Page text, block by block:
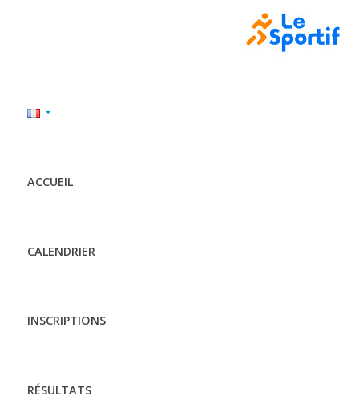
ACCUEIL
CALENDRIER
INSCRIPTIONS
RÉSULTATS